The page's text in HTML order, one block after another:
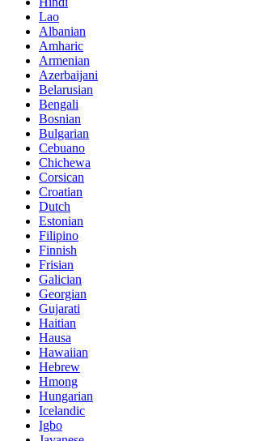
Lao
Albanian
Amharic
Armenian
Azerbaijani
Belarusian
Bengali
Bosnian
Bulgarian
Cebuano
Chichewa
Corsican
Croatian
Dutch
Estonian
Filipino
Finnish
Frisian
Galician
Georgian
Gujarati
Haitian
Hausa
Hawaiian
Hebrew
Hmong
Hungarian
Icelandic
Igbo